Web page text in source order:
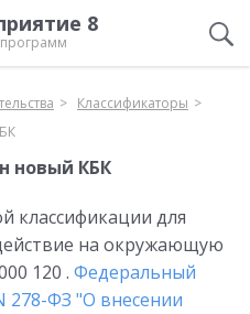
8
Классификаторы
новый КБК
классификации для
на окружающую
120 . Федеральный
278-ФЗ "О внесении